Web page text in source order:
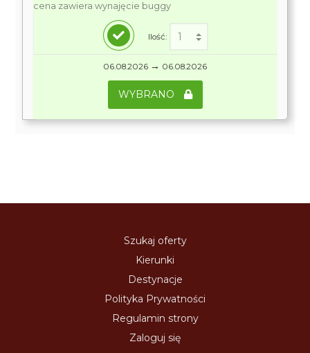
cena zawiera wynajęcie buggy
Ilość:
06.08.2026 → 06.08.2026
WYBRANO
Szukaj oferty
Kierunki
Destynacje
Polityka Prywatności
Regulamin strony
Zaloguj się